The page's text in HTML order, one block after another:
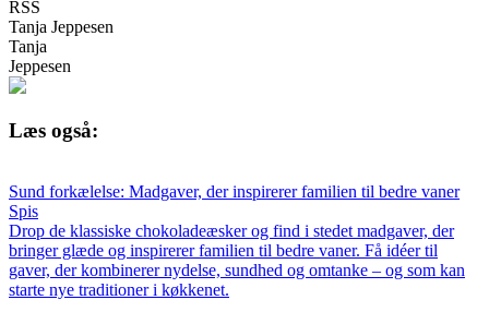
RSS
Tanja Jeppesen
Tanja
Jeppesen
Læs også:
Sund forkælelse: Madgaver, der inspirerer familien til bedre vaner
Spis
Drop de klassiske chokoladeæsker og find i stedet madgaver, der
bringer glæde og inspirerer familien til bedre vaner. Få idéer til
gaver, der kombinerer nydelse, sundhed og omtanke – og som kan
starte nye traditioner i køkkenet.